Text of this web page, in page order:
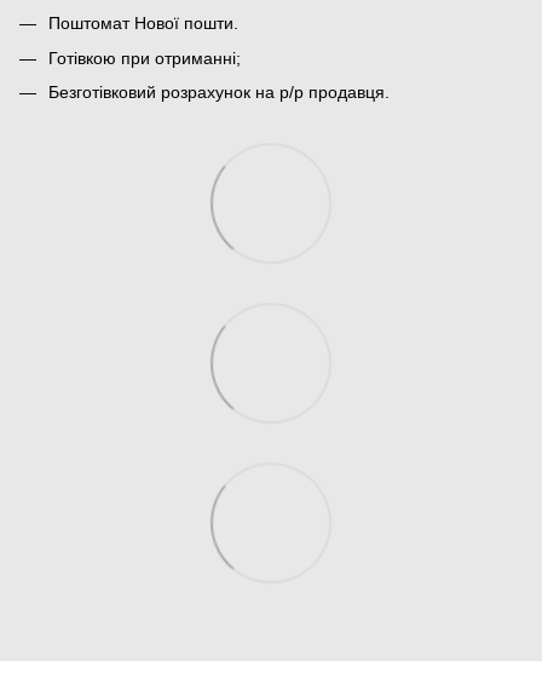
Поштомат Нової пошти.
Готівкою при отриманні;
Безготівковий розрахунок на р/р продавця.